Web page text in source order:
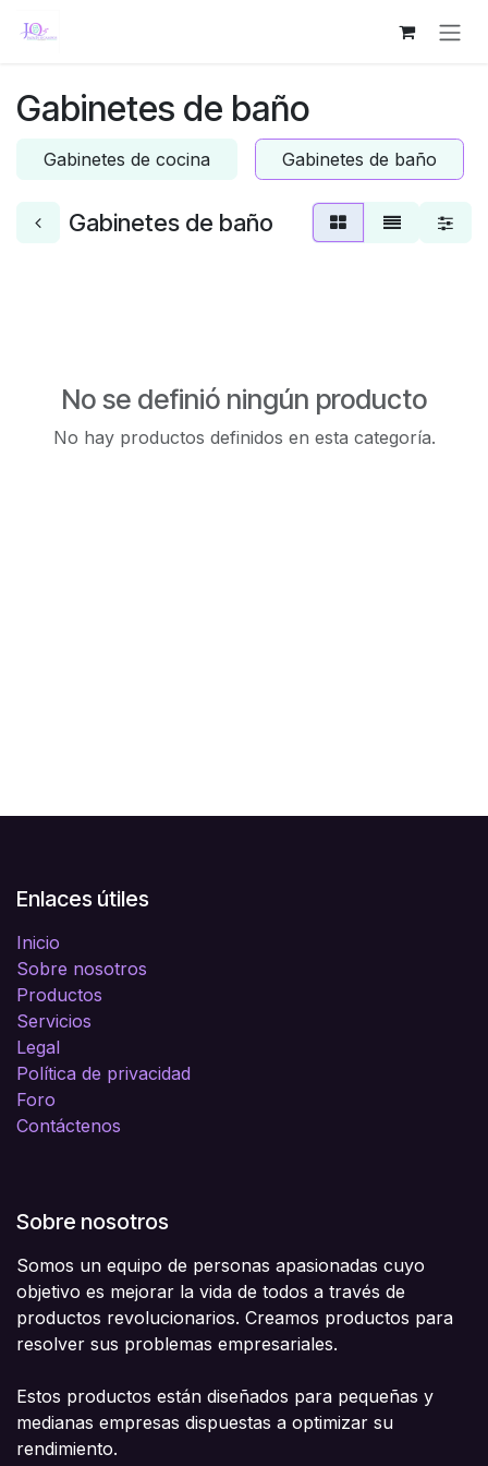
Gabinetes de baño
Gabinetes de cocina Gabinetes de baño
Gabinetes de baño
No se definió ningún producto
No hay productos definidos en esta categoría.
Enlaces útiles
Inicio
Sobre nosotros
Productos
Servicios
Legal
Política de privacidad
Foro
Contáctenos
Sobre nosotros
Somos un equipo de personas apasionadas cuyo
objetivo es mejorar la vida de todos a través de
productos revolucionarios. Creamos productos para
resolver sus problemas empresariales.
Estos productos están diseñados para pequeñas y
medianas empresas dispuestas a optimizar su
rendimiento.